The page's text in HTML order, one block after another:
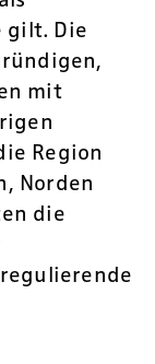
gilt. Die
mit
Region
Norden
die